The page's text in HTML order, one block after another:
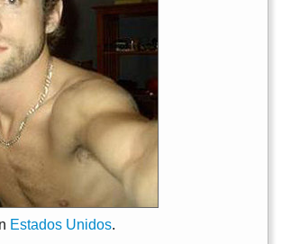
Estados Unidos.